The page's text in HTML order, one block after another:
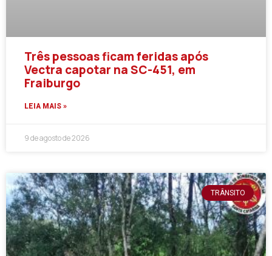
Três pessoas ficam feridas após
Vectra capotar na SC-451, em
Fraiburgo
LEIA MAIS »
9 de agosto de 2026
TRÂNSITO